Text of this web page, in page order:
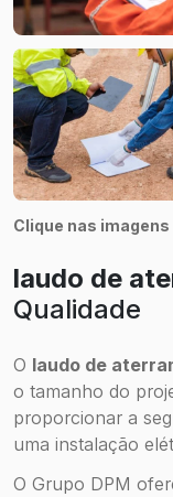
Clique nas
laudo de
Qualidade
O laudo de
o tamanho do
proporcionar a
uma instalação
O Grupo DPM